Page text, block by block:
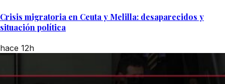
Crisis migratoria en Ceuta y Melilla: desaparecidos y
situación política
hace 12h